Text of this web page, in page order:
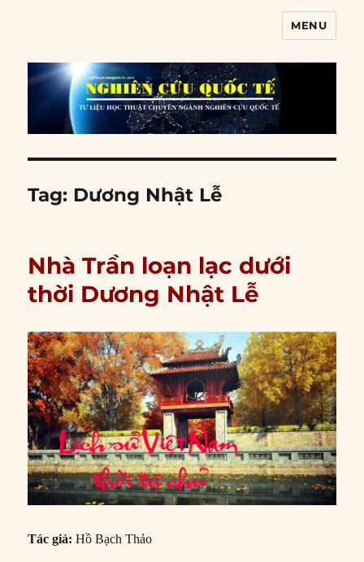
MENU
Tag: Dương Nhật Lễ
Nhà Trần loạn lạc dưới
thời Dương Nhật Lễ
Tác giả:Hồ Bạch Thảo